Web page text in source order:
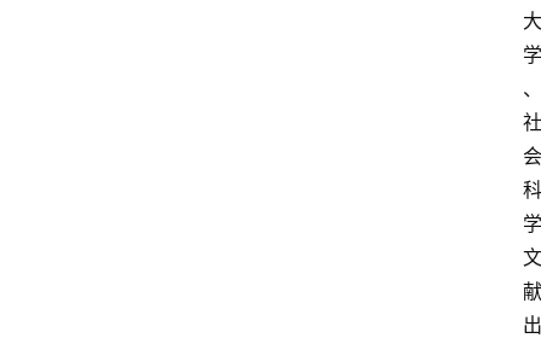
大
学
、
社
会
科
学
文
献
出